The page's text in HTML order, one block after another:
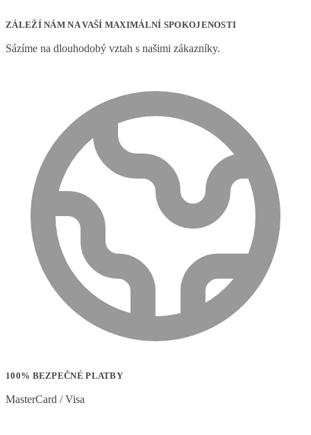
ZÁLEŽÍ NÁM NA VAŠÍ MAXIMÁLNÍ SPOKOJENOSTI
Sázíme na dlouhodobý vztah s našimi zákazníky.
100% BEZPEČNÉ PLATBY
MasterCard / Visa